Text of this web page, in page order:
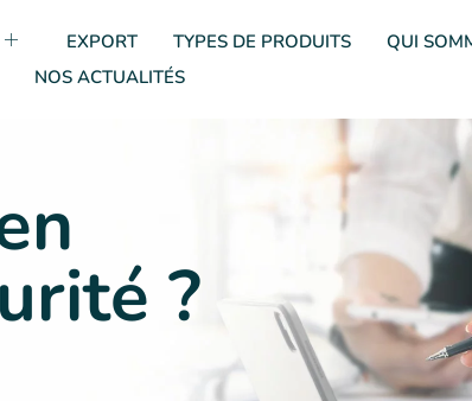
EXPORT TYPES DE PRODUITS
QUI
NOS ACTUALITÉS
?